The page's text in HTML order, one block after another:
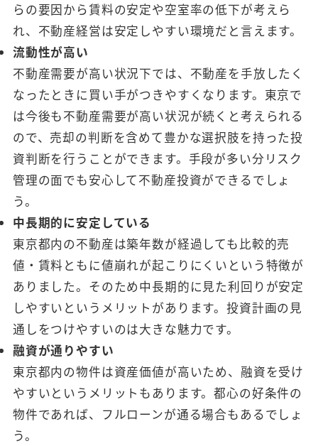
らの要因から賃料の安定や空室率の低下が考えら
れ、不動産経営は安定しやすい環境だと言えます。
流動性が高い
不動産需要が高い状況下では、不動産を手放したく
なったときに買い手がつきやすくなります。東京で
は今後も不動産需要が高い状況が続くと考えられる
ので、売却の判断を含めて豊かな選択肢を持った投
資判断を行うことができます。手段が多い分リスク
管理の面でも安心して不動産投資ができるでしょ
う。
中長期的に安定している
東京都内の不動産は築年数が経過しても比較的売
値・賃料ともに値崩れが起こりにくいという特徴が
ありました。そのため中長期的に見た利回りが安定
しやすいというメリットがあります。投資計画の見
通しをつけやすいのは大きな魅力です。
融資が通りやすい
東京都内の物件は資産価値が高いため、融資を受け
やすいというメリットもあります。都心の好条件の
物件であれば、フルローンが通る場合もあるでしょ
う。